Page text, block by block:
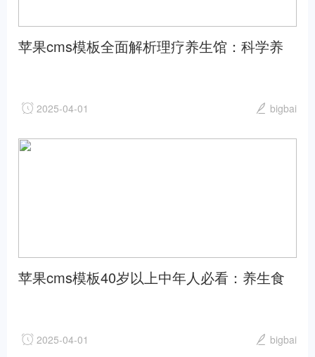
苹果cms模板全面解析理疗养生馆：科学养
2025-04-01 bigbai
苹果cms模板40岁以上中年人必看：养生食
2025-04-01 bigbai